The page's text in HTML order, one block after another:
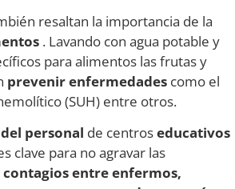
resaltan la importancia de la
. Lavando con agua potable y
para alimentos las frutas y
prevenir enfermedades como el
(SUH) entre otros.
personal de centroseducativos
clave para no agravar las
entre enfermos,